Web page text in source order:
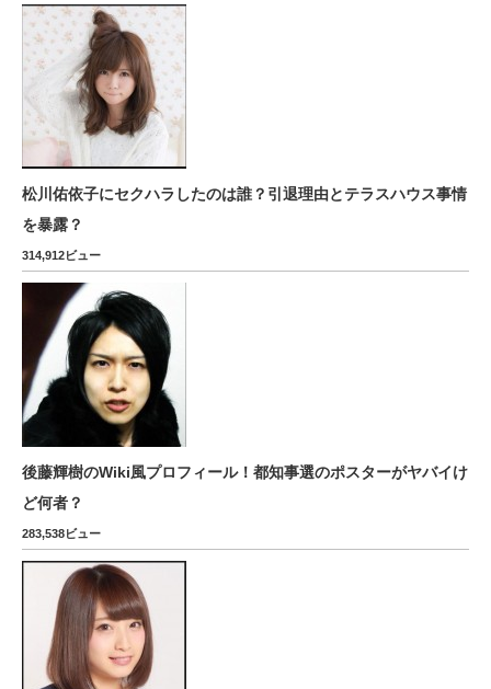
松川佑依子にセクハラしたのは誰？引退理由とテラスハウス事情
を暴露？
314,912ビュー
後藤輝樹のWiki風プロフィール！都知事選のポスターがヤバイけ
ど何者？
283,538ビュー